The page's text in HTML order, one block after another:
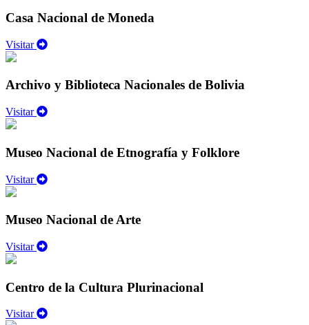
Casa Nacional de Moneda
Visitar
Archivo y Biblioteca Nacionales de Bolivia
Visitar
Museo Nacional de Etnografía y Folklore
Visitar
Museo Nacional de Arte
Visitar
Centro de la Cultura Plurinacional
Visitar